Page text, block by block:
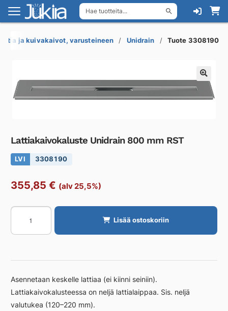
Hae tuotteita...
Siirry
navigointiin
Siirry
sisältöön
ja kuivakaivot, varusteineen Unidrain Tuote 3308190
Lattiakaivokaluste Unidrain 800 mm RST
LVI 3308190
355,85 € (alv 25,5%)
Lattiakaivokaluste
Unidrain
800
RST
Lisää ostoskoriin
Asennetaan keskelle lattiaa (ei kiinni seiniin).
Lattiakaivokalusteessa on neljä lattialaippaa. Sis. neljä
valutukea (120–220 mm).